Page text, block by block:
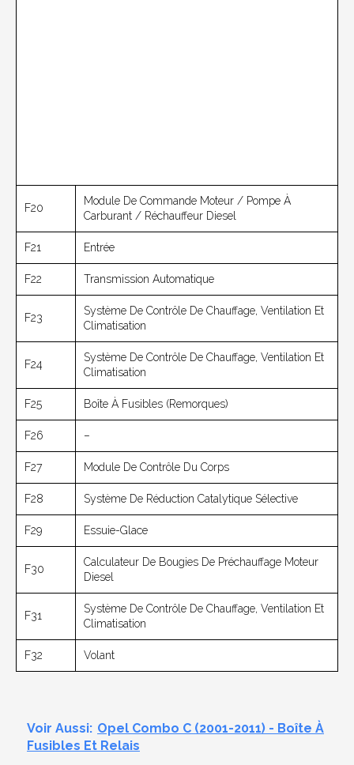
F20
Module De Commande Moteur / Pompe À
Carburant / Réchauffeur Diesel
F21 Entrée
F22 Transmission Automatique
F23
Système De Contrôle De Chauffage, Ventilation Et
Climatisation
F24
Système De Contrôle De Chauffage, Ventilation Et
Climatisation
F25 Boîte À Fusibles (remorques)
F26 –
F27 Module De Contrôle Du Corps
F28 Système De Réduction Catalytique Sélective
F29 Essuie-Glace
F30
Calculateur De Bougies De Préchauffage Moteur
Diesel
F31
Système De Contrôle De Chauffage, Ventilation Et
Climatisation
F32 Volant
Voir Aussi: Opel Combo C (2001-2011) - Boîte À
Fusibles Et Relais